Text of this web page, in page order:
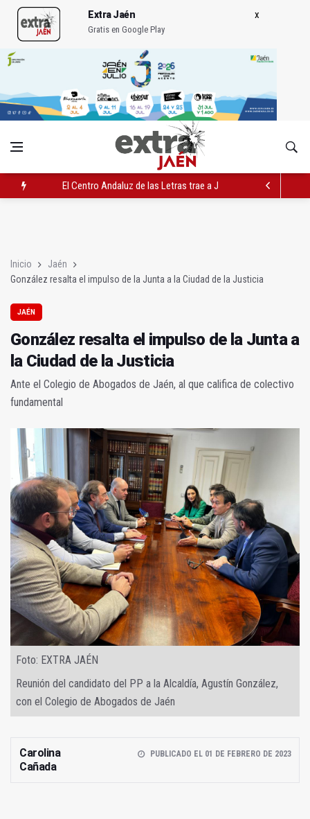
Extra Jaén
Gratis en Google Play
El Centro Andaluz de las Letras trae a Jaén al filósofo Omar
Inicio
Jaén
González resalta el impulso de la Junta a la Ciudad de la Justicia
JAÉN
González resalta el impulso de la Junta a
la Ciudad de la Justicia
Ante el Colegio de Abogados de Jaén, al que califica de colectivo
fundamental
Foto: EXTRA JAÉN
Reunión del candidato del PP a la Alcaldía, Agustín González,
con el Colegio de Abogados de Jaén
Carolina
Cañada
PUBLICADO EL 01 DE FEBRERO DE 2023